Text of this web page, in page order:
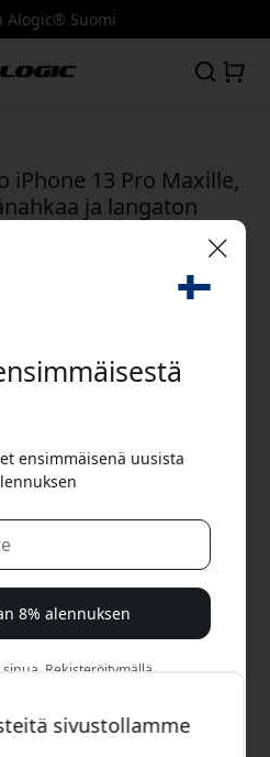
Alogic® Suomi
iPhone 13 Pro Maxille,
ja langaton
sivustollamme
ensimmäisenä uusista
8% alennuksen
Rekisteröitymällä
saadaksesi 8%